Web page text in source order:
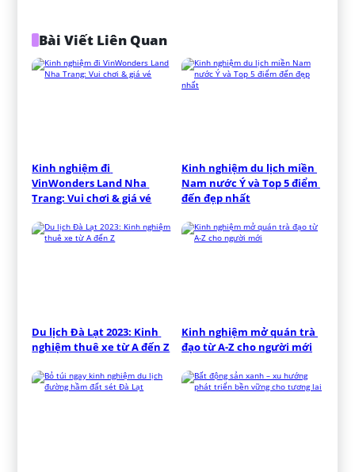
Bài Viết Liên Quan
Kinh nghiệm đi
VinWonders Land Nha
Trang: Vui chơi & giá vé
Kinh nghiệm du lịch miền
Nam nước Ý và Top 5 điểm
đến đẹp nhất
Du lịch Đà Lạt 2023: Kinh
nghiệm thuê xe từ A đến Z
Kinh nghiệm mở quán trà
đạo từ A-Z cho người mới